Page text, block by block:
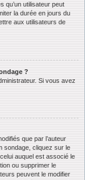
qu’un utilisateur peut
la durée en jours du
aux utilisateurs de
?
Si vous avez
que par l’auteur
sondage, cliquez sur le
auquel est associé le
ou supprimer le
peuvent le modifier